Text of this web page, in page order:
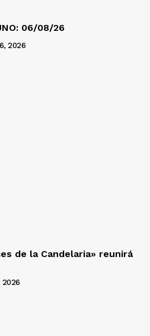
06/08/26
2026
de la Candelaria» reunirá
2026